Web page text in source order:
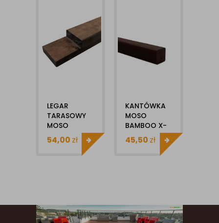
LEGAR
TARASOWY
MOSO
BAMBOO X-
TREME
40X60X2400MM
54,00 zł
KANTÓWKA
MOSO
BAMBOO X-
TREME
40X40MM
45,50 zł